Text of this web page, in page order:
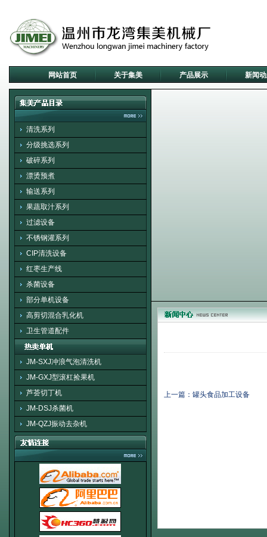
网站首页 关于集美 产品展示 新闻
清洗系列
分级挑选系列
破碎系列
漂烫预煮
输送系列
果蔬取汁系列
过滤设备
不锈钢灌系列
CIP清洗设备
红枣生产线
杀菌设备
部分单机设备
高剪切混合乳化机
卫生管道配件
JM-SXJ冲浪气泡清洗机
JM-GXJ型滚杠捡果机
芦荟切丁机
JM-DSJ杀菌机
JM-QZJ振动去杂机
上一篇：罐头食品加工设备